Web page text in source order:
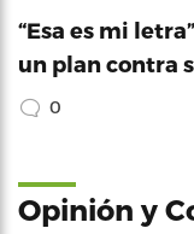
“Esa es mi
un plan contra
0
Opinión y